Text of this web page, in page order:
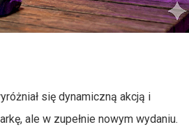
się dynamiczną akcją i
ale w zupełnie nowym wydaniu.